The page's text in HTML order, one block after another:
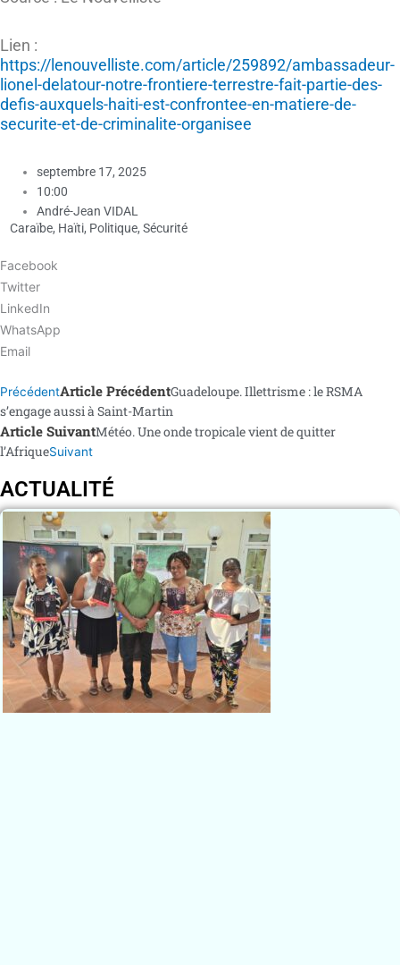
Lien :
https://lenouvelliste.com/article/259892/ambassadeur-
lionel-delatour-notre-frontiere-terrestre-fait-partie-des-
defis-auxquels-haiti-est-confrontee-en-matiere-de-
securite-et-de-criminalite-organisee
septembre 17, 2025
10:00
André-Jean VIDAL
Caraïbe, Haïti, Politique, Sécurité
Facebook
Twitter
LinkedIn
WhatsApp
Email
PrécédentArticle PrécédentGuadeloupe. Illettrisme : le RSMA
s’engage aussi à Saint-Martin
Article SuivantMétéo. Une onde tropicale vient de quitter
l’AfriqueSuivant
ACTUALITÉ